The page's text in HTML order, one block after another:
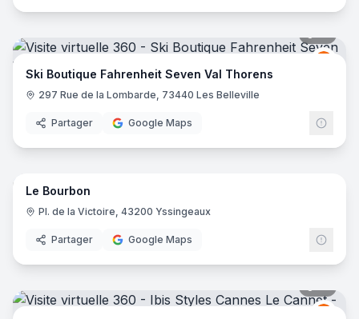
Ski Boutique Fahrenheit Seven Val Thorens
297 Rue de la Lombarde, 73440 Les Belleville
Partager Google Maps
16
Le Bourbon
Pl. de la Victoire, 43200 Yssingeaux
Partager Google Maps
Ibis